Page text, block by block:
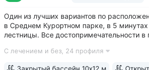
Один из лучших вариантов по
в Среднем Курортном парке, в 5 минутах
лестницы. Все достопримечательности в
переходит в Курортный парк, к
С лечением и без, 24 профиля
Закрытый бассейн 10х12 м